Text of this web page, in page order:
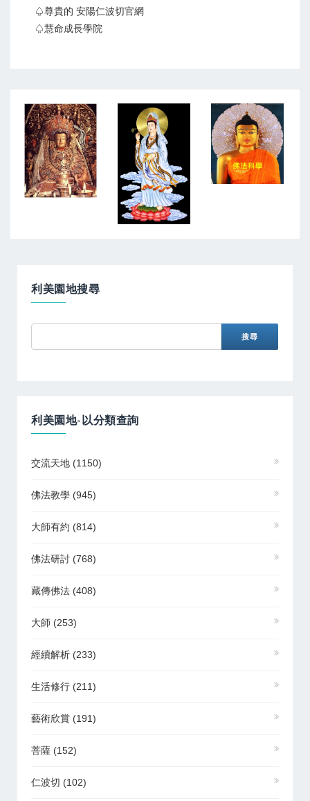
♤尊貴的 安陽仁波切官網
♤慧命成長學院
利美園地搜尋
利美園地-以分類查詢
交流天地 (1150)
佛法教學 (945)
大師有約 (814)
佛法研討 (768)
藏傳佛法 (408)
大師 (253)
經續解析 (233)
生活修行 (211)
藝術欣賞 (191)
菩薩 (152)
仁波切 (102)